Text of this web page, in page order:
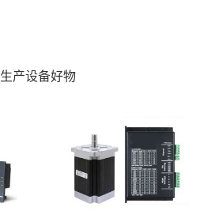
生产设备好物